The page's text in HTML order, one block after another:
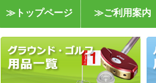
≫トップページ ≫ご利用案内